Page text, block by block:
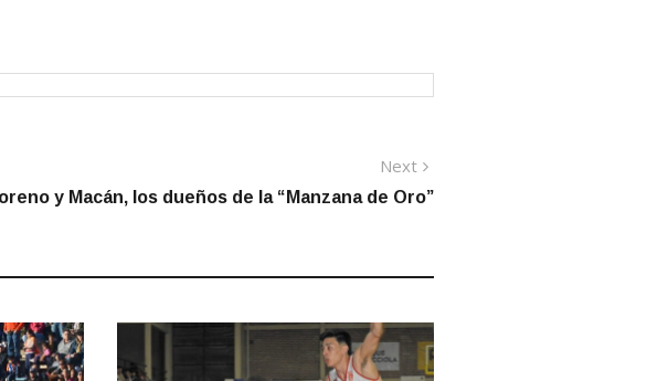
Next
post:
y Macán, los dueños de la “Manzana de Oro”